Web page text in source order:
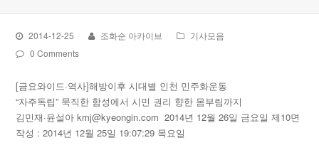
2014-12-25 조화순 아카이브
기사모음
0 Comments
[금요와이드·역사]해방이후 시대별 인천 민주화운동
“자주독립” 묵직한 함성에서 시민 권리 향한 몸부림까지
김민재·윤설아 kmj@kyeongin.com 2014년 12월 26일 금요일 제10면
작성 : 2014년 12월 25일 19:07:29 목요일